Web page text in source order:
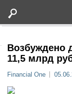
Статьи
Возбуждено
11,5 млрд
Financial One